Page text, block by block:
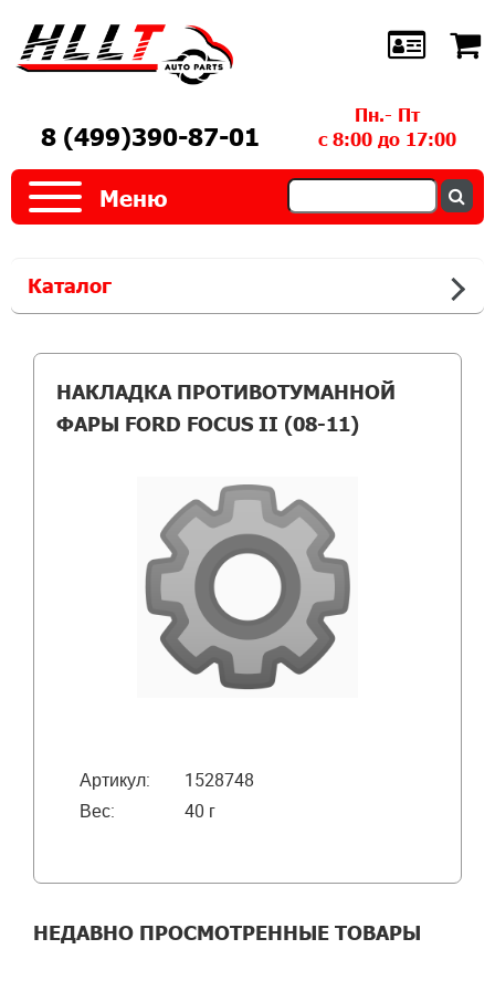
8 (499)390-87-01
Пн.- Пт
с 8:00 до 17:00
Меню
Каталог
НАКЛАДКА ПРОТИВОТУМАННОЙ
ФАРЫ FORD FOCUS II (08-11)
Артикул:
1528748
Вес:
40 г
НЕДАВНО ПРОСМОТРЕННЫЕ ТОВАРЫ